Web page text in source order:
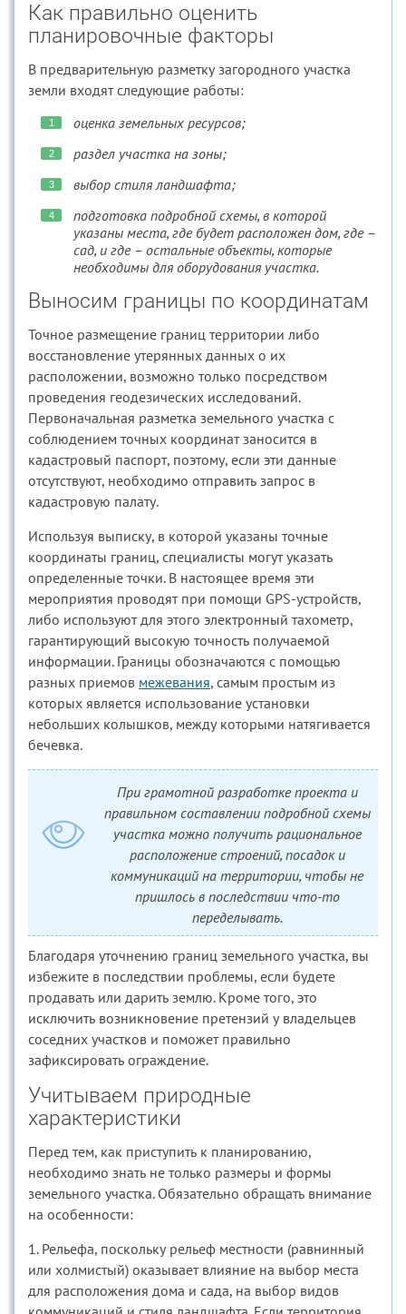
Как правильно оценить
планировочные факторы
В предварительную разметку загородного участка
земли входят следующие работы:
оценка земельных ресурсов;
раздел участка на зоны;
выбор стиля ландшафта;
подготовка подробной схемы, в которой
указаны места, где будет расположен дом, где –
сад, и где – остальные объекты, которые
необходимы для оборудования участка.
Выносим границы по координатам
Точное размещение границ территории либо
восстановление утерянных данных о их
расположении, возможно только посредством
проведения геодезических исследований.
Первоначальная разметка земельного участка с
соблюдением точных координат заносится в
кадастровый паспорт, поэтому, если эти данные
отсутствуют, необходимо отправить запрос в
кадастровую палату.
Используя выписку, в которой указаны точные
координаты границ, специалисты могут указать
определенные точки. В настоящее время эти
мероприятия проводят при помощи GPS-устройств,
либо используют для этого электронный тахометр,
гарантирующий высокую точность получаемой
информации. Границы обозначаются с помощью
разных приемов межевания, самым простым из
которых является использование установки
небольших колышков, между которыми натягивается
бечевка.
При грамотной разработке проекта и
правильном составлении подробной схемы
участка можно получить рациональное
расположение строений, посадок и
коммуникаций на территории, чтобы не
пришлось в последствии что-то
переделывать.
Благодаря уточнению границ земельного участка, вы
избежите в последствии проблемы, если будете
продавать или дарить землю. Кроме того, это
исключить возникновение претензий у владельцев
соседних участков и поможет правильно
зафиксировать ограждение.
Учитываем природные
характеристики
Перед тем, как приступить к планированию,
необходимо знать не только размеры и формы
земельного участка. Обязательно обращать внимание
на особенности:
1. Рельефа, поскольку рельеф местности (равнинный
или холмистый) оказывает влияние на выбор места
для расположения дома и сада, на выбор видов